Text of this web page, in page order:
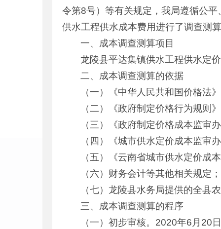
令第8号）等有关规定，我局遵循公
供水工程供水成本费用进行了调查测
一、成本调查测算项目
龙陵县平达集镇供水工程供水定
二、成本调查测算的依据
（一）《中华人民共和国价格法
（二）《政府制定价格行为规则
（三）《政府制定价格成本监审
（四）《城市供水定价成本监审
（五）《云南省城市供水定价成
（六）财务会计等其他相关规定；
（七）龙陵县水务局提供的全县
三、成本调查测算的程序
（一）初步审核。2020年6月20